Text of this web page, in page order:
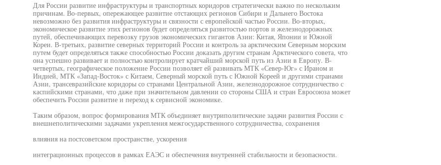
Для России развитие инфраструктуры и транспортных коридоров стратегически важно по нескольким
причинам. Во-первых, опережающее развитие отстающих регионов Сибири и Дальнего Востока
невозможно без развития инфраструктуры и связности с европейской частью России. Во-вторых,
экономическое развитие этих регионов будет определяться развитостью портов и железнодорожных
путей, обеспечивающих перевозку грузов экономических гигантов Азии: Китая, Японии и Южной
Кореи. В-третьих, развитие северных территорий России и контроль за арктическим Северным морским
путем будет определяться также способностью России доказать другим странам Арктического совета, что
она успешно развивает и полностью контролирует кратчайший морской путь из Азии в Европу. В-
четвертых, географическое положение России позволяет ей развивать МТК «Север-Юг» с Ираном и
Индией, МТК «Запад-Восток» с Китаем, Северный морской путь с Южной Кореей и другими странами
Азии, трансевразийские коридоры со странами Центральной Азии, железнодорожное сотрудничество с
каспийскими странами, что даже при значительном давлении со стороны США и стран Евросоюза может
обеспечить России развитие и переход к сервисной экономике.
Таким образом, вопрос формирования МТК объединяет внутриполитические задачи развития России с
внешнеполитическими задачами укрепления межгосударственного сотрудничества, сохранения
влияния на постсоветском пространстве, ускорения
интеграционных процессов в рамках ЕАЭС и обеспечения внутренней стабильности и безопасности.